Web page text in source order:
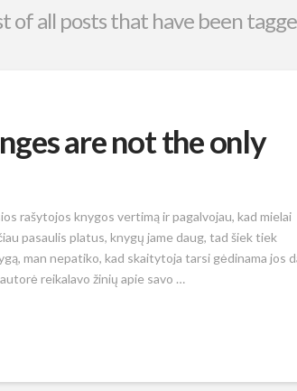
of all posts that have been
are not the only
rašytojos knygos vertimą ir pagalvojau, kad mielai
pasaulis platus, knygų jame daug, tad šiek tiek
man nepatiko, kad skaitytoja tarsi gėdinama jos
reikalavo žinių apie savo …